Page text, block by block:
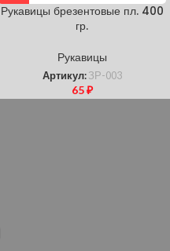
Рукавицы брезентовые пл. 400
гр.
Рукавицы
Артикул: ЗР-003
65₽